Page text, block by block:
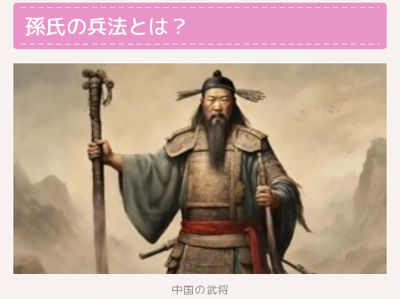
孫氏の兵法とは？
中国の武将